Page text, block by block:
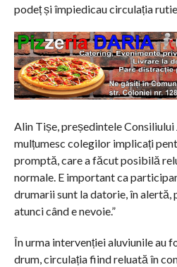
podeț și împiedicau circulația
Alin Tișe, președintele Consiliului
mulțumesc colegilor implicați
promptă, care a făcut posibilă
normale. E important ca
drumarii sunt la datorie, în
atunci când e nevoie.”
În urma intervenției aluviunile au
drum, circulația fiind reluată în